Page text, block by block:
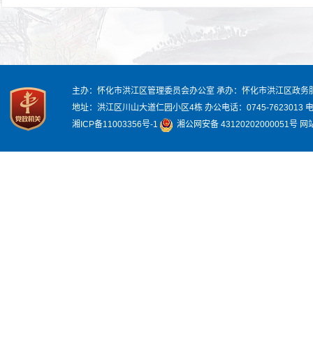
主办：怀化市洪江区管理委员会办公室 承办：怀化市洪江区政务
地址：洪江区川山大道仁园小区4栋 办公电话：0745-7623013
湘ICP备11003356号-1
湘公网安备 43120202000051号 网